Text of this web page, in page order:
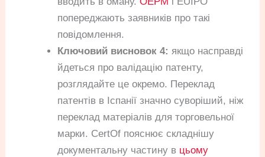
попереджають заявників про такі
повідомлення.
Ключовий висновок 4: якщо насправді
йдеться про валідацію патенту,
розглядайте це окремо. Переклад
патентів в Іспанії значно суворіший, ніж
переклад матеріалів для торговельної
марки. CertOf пояснює складнішу
документальну частину в цьому